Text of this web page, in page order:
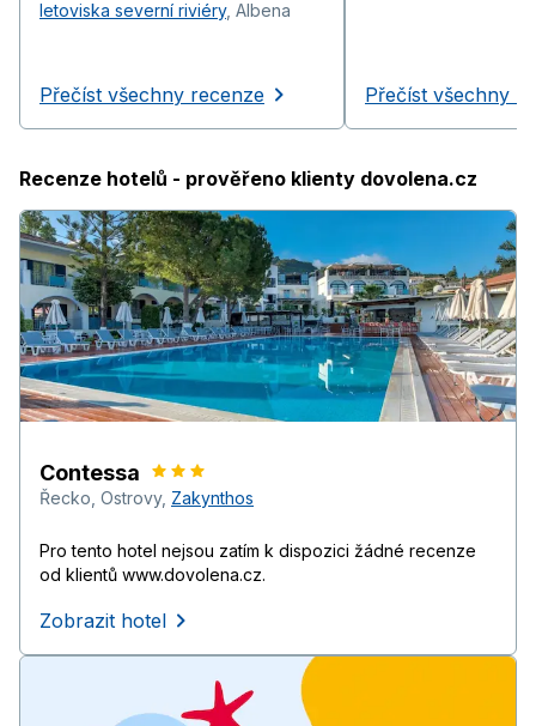
letoviska severní riviéry, Albena
Přečíst všechny recenze Přečíst všechny
Recenze hotelů - prověřeno klienty dovolena.cz
Contessa
Řecko Ostrovy, Zakynthos
Pro tento hotel nejsou zatím k dispozici žádné recenze
od klientů www.dovolena.cz.
Zobrazit hotel